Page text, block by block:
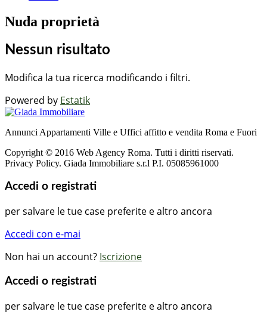
Nuda proprietà
Nessun risultato
Modifica la tua ricerca modificando i filtri.
Powered by Estatik
Annunci Appartamenti Ville e Uffici affitto e vendita Roma e Fuori
Copyright © 2016 Web Agency Roma. Tutti i diritti riservati.
Privacy Policy. Giada Immobiliare s.r.l P.I. 05085961000
Accedi o registrati
per salvare le tue case preferite e altro ancora
Accedi con e-mai
Non hai un account? Iscrizione
Accedi o registrati
per salvare le tue case preferite e altro ancora